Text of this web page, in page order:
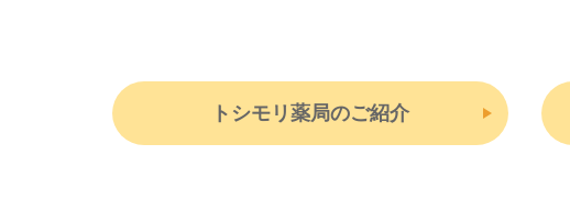
トシモリ薬局のご紹介